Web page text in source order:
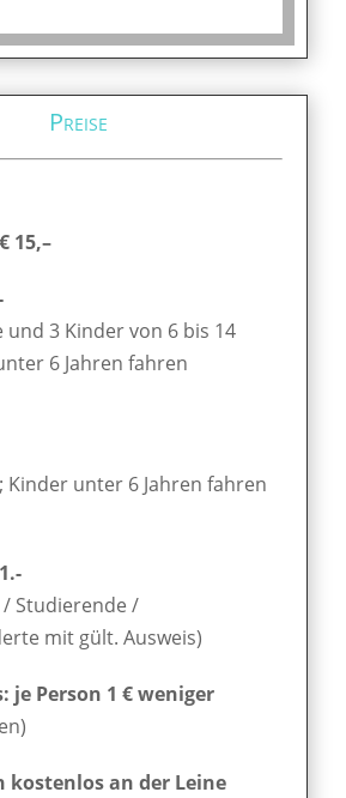
Preise
15,–
und 3 Kinder von 6 bis 14
6 Jahren fahren
Kinder unter 6 Jahren fahren
Studierende /
mit gült. Ausweis)
je Person 1 € weniger
kostenlos an der Leine